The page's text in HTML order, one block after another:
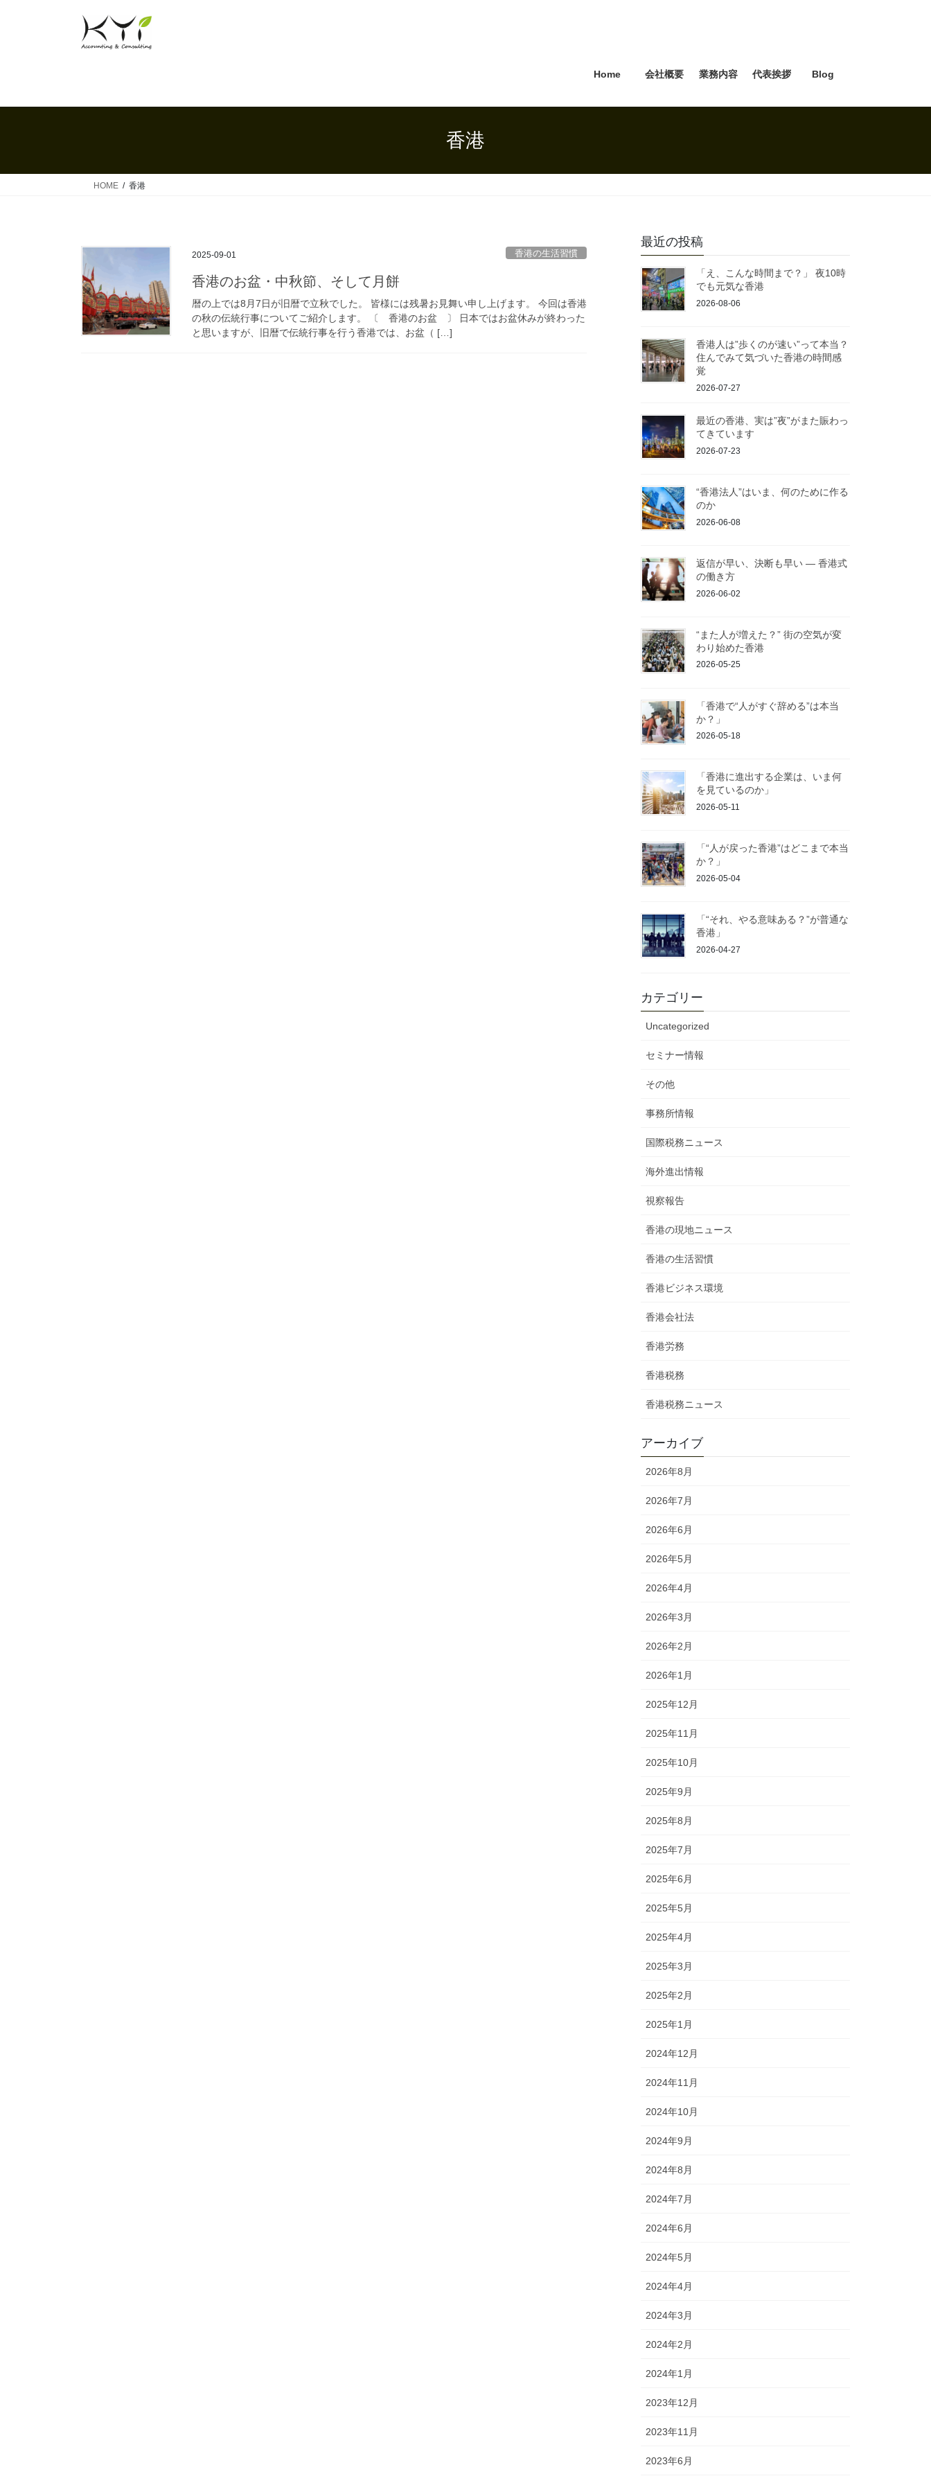
ス
ン
Home 会社概要 業務内容 代表挨拶 Blog
香港
HOME 香港
2025-09-01 香港の生活習慣
香港のお盆・中秋節、そして月餅
暦の上では8月7日が旧暦で立秋でした。 皆様には残暑お見舞い申し上げます。 今回は香港
の秋の伝統行事についてご紹介します。 〔 香港のお盆 〕 日本ではお盆休みが終わった
と思いますが、旧暦で伝統行事を行う香港では、お盆（ […]
最近の投稿
「え、こんな時間まで？」 夜10時
でも元気な香港
2026-08-06
香港人は”歩くのが速い”って本当？
住んでみて気づいた香港の時間感
覚
2026-07-27
最近の香港、実は”夜”がまた賑わっ
てきています
2026-07-23
“香港法人”はいま、何のために作る
のか
2026-06-08
返信が早い、決断も早い ― 香港式
の働き方
2026-06-02
“また人が増えた？” 街の空気が変
わり始めた香港
2026-05-25
「香港で“人がすぐ辞める”は本当
か？」
2026-05-18
「香港に進出する企業は、いま何
を見ているのか」
2026-05-11
「“人が戻った香港”はどこまで本当
か？」
2026-05-04
「“それ、やる意味ある？”が普通な
香港」
2026-04-27
カテゴリー
Uncategorized
セミナー情報
その他
事務所情報
国際税務ニュース
海外進出情報
視察報告
香港の現地ニュース
香港の生活習慣
香港ビジネス環境
香港会社法
香港労務
香港税務
香港税務ニュース
アーカイブ
2026年8月
2026年7月
2026年6月
2026年5月
2026年4月
2026年3月
2026年2月
2026年1月
2025年12月
2025年11月
2025年10月
2025年9月
2025年8月
2025年7月
2025年6月
2025年5月
2025年4月
2025年3月
2025年2月
2025年1月
2024年12月
2024年11月
2024年10月
2024年9月
2024年8月
2024年7月
2024年6月
2024年5月
2024年4月
2024年3月
2024年2月
2024年1月
2023年12月
2023年11月
2023年6月